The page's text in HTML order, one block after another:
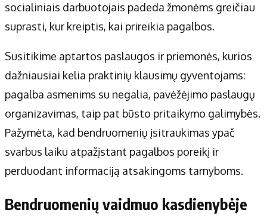
socialiniais darbuotojais padeda žmonėms greičiau
suprasti, kur kreiptis, kai prireikia pagalbos.
Susitikime aptartos paslaugos ir priemonės, kurios
dažniausiai kelia praktinių klausimų gyventojams:
pagalba asmenims su negalia, pavėžėjimo paslaugų
organizavimas, taip pat būsto pritaikymo galimybės.
Pažymėta, kad bendruomenių įsitraukimas ypač
svarbus laiku atpažįstant pagalbos poreikį ir
perduodant informaciją atsakingoms tarnyboms.
Bendruomenių vaidmuo kasdienybėje